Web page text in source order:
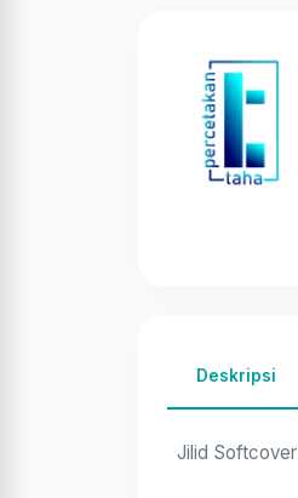
Deskripsi
Jilid Softcover